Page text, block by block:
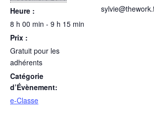
Heure :
8 h 00 min - 9 h 15 min
Prix :
Gratuit pour les
adhérents
Catégorie
d’Évènement:
e-Classe